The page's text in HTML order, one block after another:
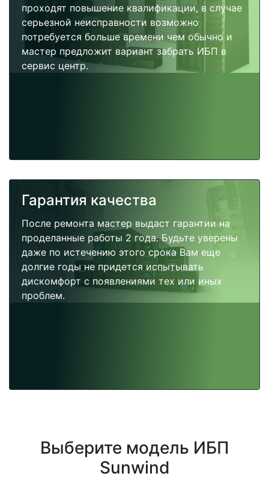
проходят повышение квалификации, в случае
серьезной неисправности возможно
потребуется больше времени чем обычно и
мастер предложит вариант забрать ИБП в
сервис центр.
Гарантия качества
После ремонта мастер выдаст гарантии на
проделанные работы 2 года. Будьте уверены
даже по истечению этого срока Вам еще
долгие годы не придется испытывать
дискомфорт с появлениями тех или иных
проблем.
Выберите модель ИБП
Sunwind